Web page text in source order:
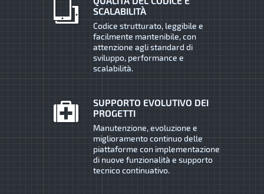
SCALABILITÀ
Codice strutturato, leggibile e
facilmente mantenibile, con
attenzione agli standard di
sviluppo, performance e
scalabilità.
SUPPORTO EVOLUTIVO DEI
PROGETTI
Manutenzione, evoluzione e
miglioramento continuo delle
piattaforme con implementazione
di nuove funzionalità e supporto
tecnico continuativo.